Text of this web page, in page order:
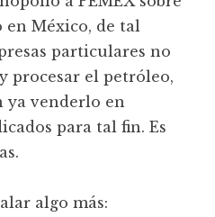
México, de tal
particulares no
procesar el petróleo,
ya venderlo en
para tal fin. Es
algo más: